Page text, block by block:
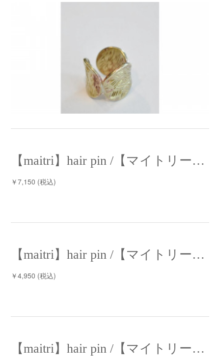
【maitri】hair pin /【マイトリー】ヘアピン
￥7,150 (税込)
【maitri】hair pin /【マイトリー】ヘアピン
￥4,950 (税込)
【maitri】hair pin /【マイトリー】ヘアピン